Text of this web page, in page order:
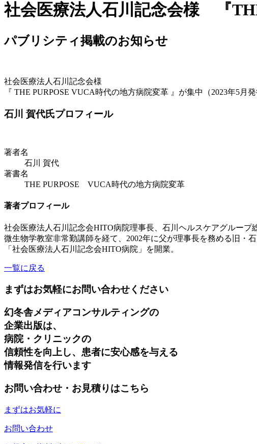
社会医療法人石川記念会様 『
パブリシティ掲載のお知らせ
社会医療法人石川記念会様
『 THE PURPOSE VUCA時代の地方病院変革 』が集中（2023年5月
石川 賀代氏プロフィール
著者名
石川 賀代
著書名
THE PURPOSE VUCA時代の地方病院変革
著者プロフィール
社会医療法人石川記念会HITO病院理事長、石川ヘルスケアグループ
微生物学教室非常勤講師を経て、2002年に父が理事長を務める旧・石
「社会医療法人石川記念会HITO病院」を開業。
一覧に戻る
まずはお気軽にお問い合わせください
幻冬舎メディアコンサルティングの
企業出版は、
病院・クリニックの
信頼性を向上し、患者に安心感を与える
情報発信を行います
お問い合わせ・お見積りはこちら
まずはお気軽に
お問い合わせ